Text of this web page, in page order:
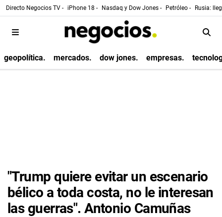
Directo Negocios TV - iPhone 18 - Nasdaq y Dow Jones - Petróleo - Rusia:
geopolítica. mercados. dow jones. empresas.
"Trump quiere evitar un escenario
bélico a toda costa, no le interesan
las guerras". Antonio Camuñas